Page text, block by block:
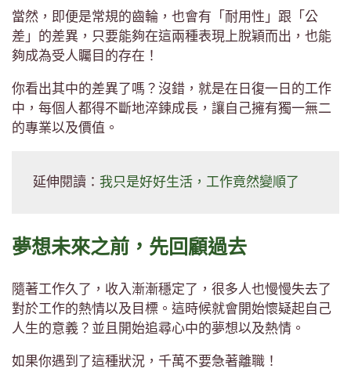
當然，即便是常規的齒輪，也會有「耐用性」跟「公
差」的差異，只要能夠在這兩種表現上脫穎而出，也能
夠成為受人矚目的存在！
你看出其中的差異了嗎？沒錯，就是在日復一日的工作
中，每個人都得不斷地淬鍊成長，讓自己擁有獨一無二
的專業以及價值。
延伸閱讀：我只是好好生活，工作竟然變順了
夢想未來之前，先回顧過去
隨著工作久了，收入漸漸穩定了，很多人也慢慢失去了
對於工作的熱情以及目標。這時候就會開始懷疑起自己
人生的意義？並且開始追尋心中的夢想以及熱情。
如果你遇到了這種狀況，千萬不要急著離職！